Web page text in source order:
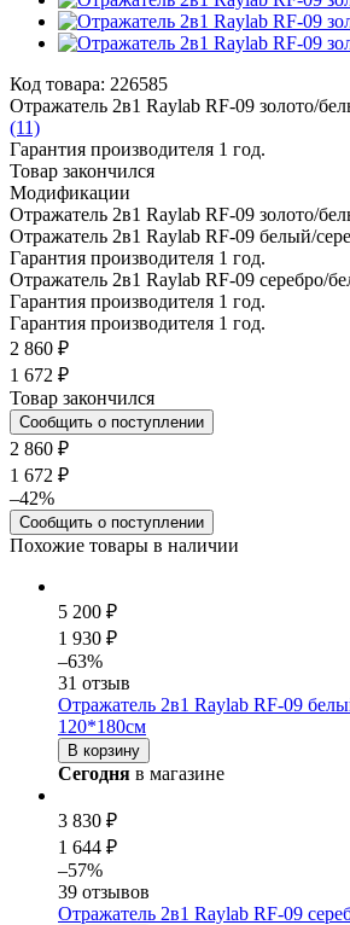
Код товара: 226585
Отражатель 2в1 Raylab RF-09 золото/
(11)
Гарантия производителя 1 год.
Товар закончился
Модификации
Отражатель 2в1 Raylab RF-09 золото/
Отражатель 2в1 Raylab RF-09 белый/
Гарантия производителя 1 год.
Отражатель 2в1 Raylab RF-09 серебро/
Гарантия производителя 1 год.
Гарантия производителя 1 год.
2 860 ₽
1 672 ₽
Товар закончился
Сообщить о поступлении
2 860 ₽
1 672 ₽
–42%
Сообщить о поступлении
Похожие товары в наличии
5 200 ₽
1 930 ₽
–63%
31 отзыв
Отражатель 2в1 Raylab RF-09
120*180см
В корзину
Сегодня в магазине
3 830 ₽
1 644 ₽
–57%
39 отзывов
Отражатель 2в1 Raylab RF-09